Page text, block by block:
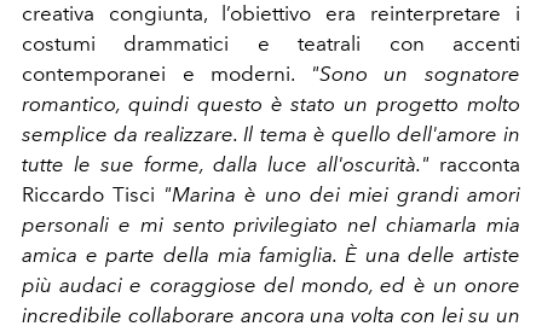
creativa congiunta, l’obiettivo era reinterpretare i
costumi drammatici e teatrali con accenti
contemporanei e moderni.
"Sono un sognatore
romantico, quindi questo è stato un progetto molto
semplice da realizzare. Il tema è quello dell'amore in
tutte le sue forme, dalla luce all'oscurità." racconta
Riccardo Tisci "Marina è uno dei miei grandi amori
personali e mi sento privilegiato nel chiamarla mia
amica e parte della mia famiglia. È una delle artiste
più audaci e coraggiose del mondo, ed è un onore
incredibile collaborare ancora una volta con lei su un